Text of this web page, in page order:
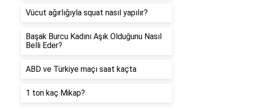
Vücut ağırlığıyla squat nasıl yapılır?
Başak Burcu Kadını Aşık Olduğunu Nasıl
Belli Eder?
ABD ve Türkiye maçı saat kaçta
1 ton kaç Mikap?